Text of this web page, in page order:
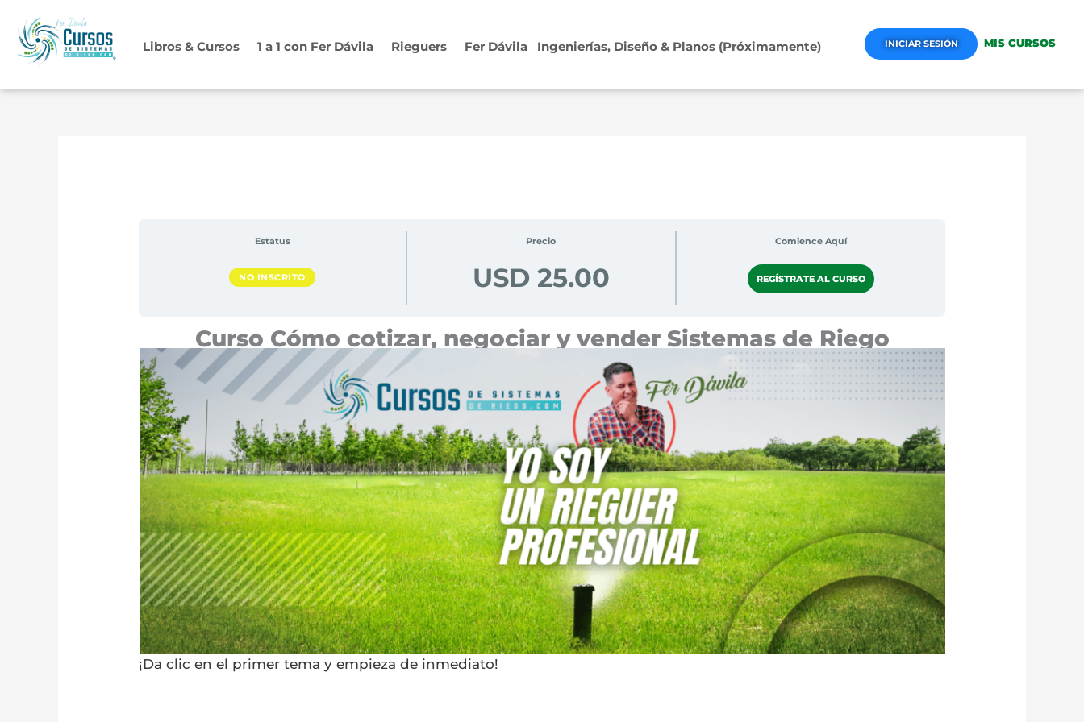
contenido
Libros & Cursos 1 a 1 con Fer Dávila Rieguers Fer Dávila Ingenierías, Diseño & Planos (Próximamente) INICIAR SESIÓN MIS CURSOS
Estatus
NO INSCRITO
Precio
USD 25.00
Comience Aquí
REGÍSTRATE AL CURSO
Curso Cómo cotizar, negociar y vender Sistemas de Riego
¡Da clic en el primer tema y empieza de inmediato!